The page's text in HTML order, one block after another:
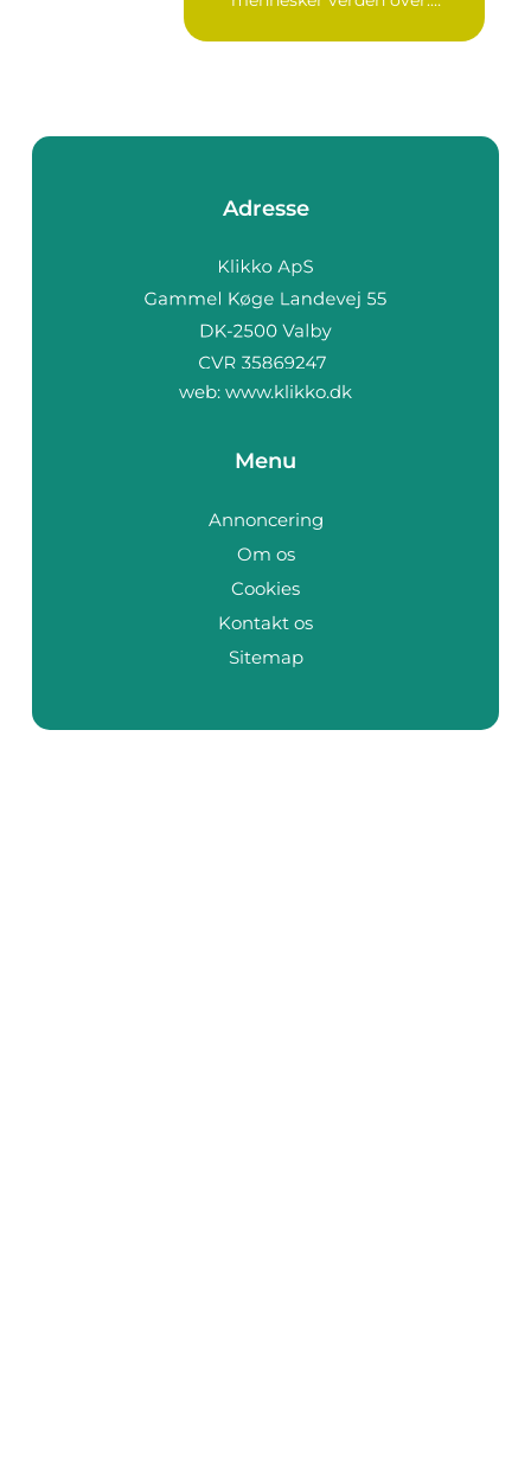
Adresse
web: www.klikko.dk
Menu
Annoncering
Om os
Cookies
Kontakt os
Sitemap